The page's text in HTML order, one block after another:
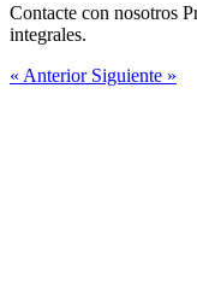
Contacte con nosotros
integrales.
« Anterior Siguiente »